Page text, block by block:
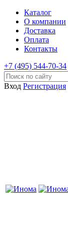
Каталог
О компании
Доставка
Оплата
Контакты
+7 (495) 544-70-34
Вход Регистрация